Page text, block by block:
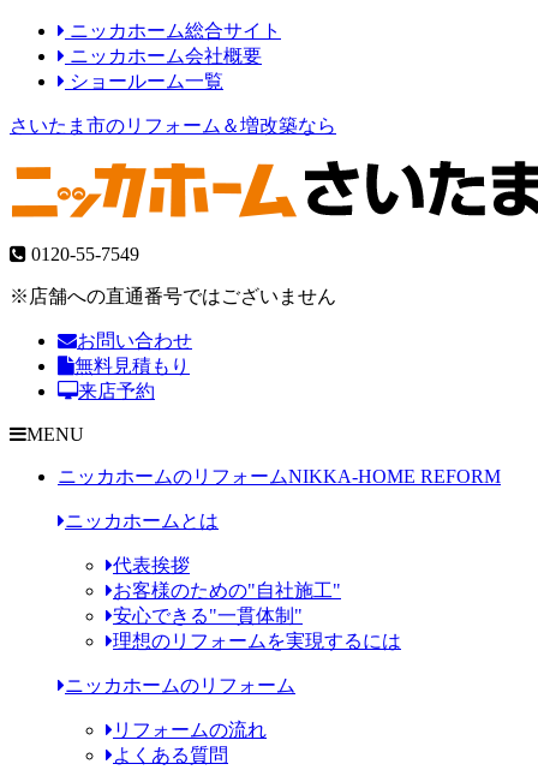
ニッカホーム総合サイト
ニッカホーム会社概要
ショールーム一覧
さいたま市のリフォーム＆増改築なら
0120-55-7549
※店舗への直通番号ではございません
お問い合わせ
無料見積もり
来店予約
MENU
ニッカホームのリフォームNIKKA-HOME REFORM
ニッカホームとは
代表挨拶
お客様のための"自社施工"
安心できる"一貫体制"
理想のリフォームを実現するには
ニッカホームのリフォーム
リフォームの流れ
よくある質問